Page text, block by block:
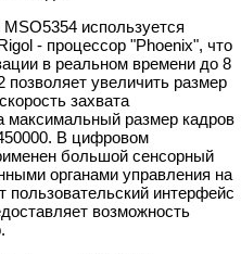
используется
- процессор "Phoenix", что
в реальном времени до 8
позволяет увеличить размер
захвата
максимальный размер кадров
В цифровом
большой сенсорный
органами управления на
пользовательский интерфейс
возможность